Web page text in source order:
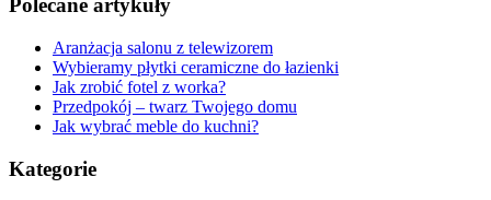
Polecane artykuły
Aranżacja salonu z telewizorem
Wybieramy płytki ceramiczne do łazienki
Jak zrobić fotel z worka?
Przedpokój – twarz Twojego domu
Jak wybrać meble do kuchni?
Kategorie